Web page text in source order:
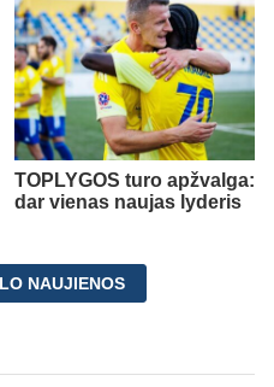
TOPLYGOS turo apžvalga:
dar vienas naujas lyderis
NAUJIENOS